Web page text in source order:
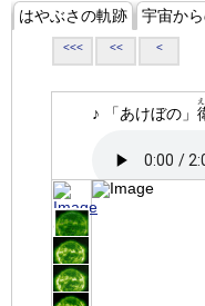
はやぶさの軌跡 宇宙か
<<< << <
♪ 「あけぼの」